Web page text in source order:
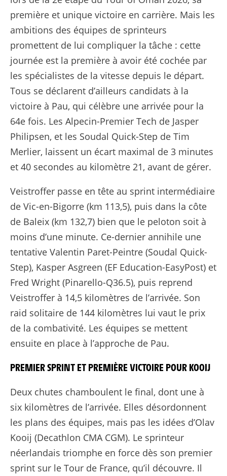
première et unique victoire en carrière. Mais les
ambitions des équipes de sprinteurs
promettent de lui compliquer la tâche : cette
journée est la première à avoir été cochée par
les spécialistes de la vitesse depuis le départ.
Tous se déclarent d’ailleurs candidats à la
victoire à Pau, qui célèbre une arrivée pour la
64e fois. Les Alpecin-Premier Tech de Jasper
Philipsen, et les Soudal Quick-Step de Tim
Merlier, laissent un écart maximal de 3 minutes
et 40 secondes au kilomètre 21, avant de gérer.
Veistroffer passe en tête au sprint intermédiaire
de Vic-en-Bigorre (km 113,5), puis dans la côte
de Baleix (km 132,7) bien que le peloton soit à
moins d’une minute. Ce-dernier annihile une
tentative Valentin Paret-Peintre (Soudal Quick-
Step), Kasper Asgreen (EF Education-EasyPost) et
Fred Wright (Pinarello-Q36.5), puis reprend
Veistroffer à 14,5 kilomètres de l’arrivée. Son
raid solitaire de 144 kilomètres lui vaut le prix
de la combativité. Les équipes se mettent
ensuite en place à l’approche de Pau.
PREMIER SPRINT ET PREMIÈRE VICTOIRE POUR KOOIJ
Deux chutes chamboulent le final, dont une à
six kilomètres de l’arrivée. Elles désordonnent
les plans des équipes, mais pas les idées d’Olav
Kooij (Decathlon CMA CGM). Le sprinteur
néerlandais triomphe en force dès son premier
sprint sur le Tour de France, qu’il découvre. Il